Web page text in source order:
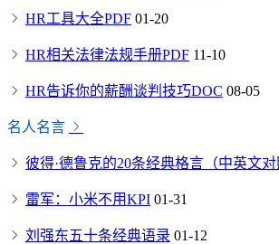
HR工具大全PDF 01-20
HR相关法律法规手册PDF 11-10
HR告诉你的薪酬谈判技巧DOC 08-05
名人名言
彼得·德鲁克的20条经典格言（中英文对
雷军：小米不用KPI 01-31
刘强东五十条经典语录 01-12